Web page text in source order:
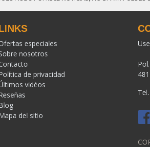
especiales
nosotros
de privacidad
vidéos
del sitio
Tel.